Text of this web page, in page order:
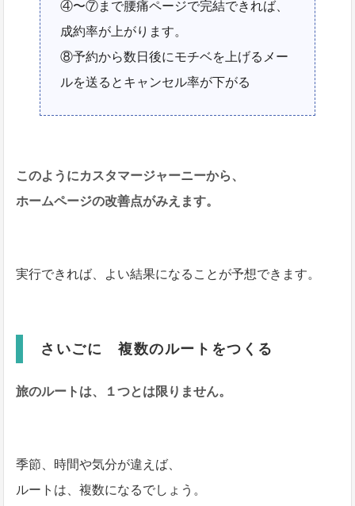
④〜⑦まで腰痛ページで完結できれば、
成約率が上がります。
⑧予約から数日後にモチベを上げるメー
ルを送るとキャンセル率が下がる
このようにカスタマージャーニーから、
ホームページの改善点がみえます。
実行できれば、よい結果になることが予想できます。
さいごに 複数のルートをつくる
旅のルートは、１つとは限りません。
季節、時間や気分が違えば、
ルートは、複数になるでしょう。